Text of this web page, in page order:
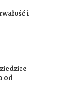
i
–
od